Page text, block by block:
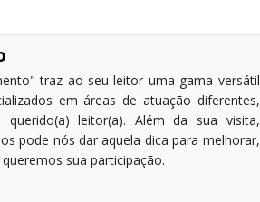
traz ao seu leitor uma gama versátil
em áreas de atuação diferentes,
leitor(a). Além da sua visita,
pode nós dar aquela dica para melhorar,
sua participação.